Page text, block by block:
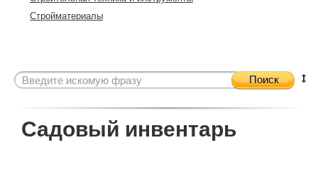
Стройматериалы
Поиск
Садовый инвентарь